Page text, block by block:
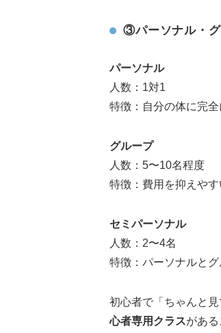
③パーソナル・グ
パーソナル
人数：1対1
特徴：自分の体に完
グループ
人数：5〜10名程度
特徴：費用を抑えや
セミパーソナル
人数：2〜4名
特徴：パーソナルと
初心者で「ちゃんと
心者専用クラスがあ